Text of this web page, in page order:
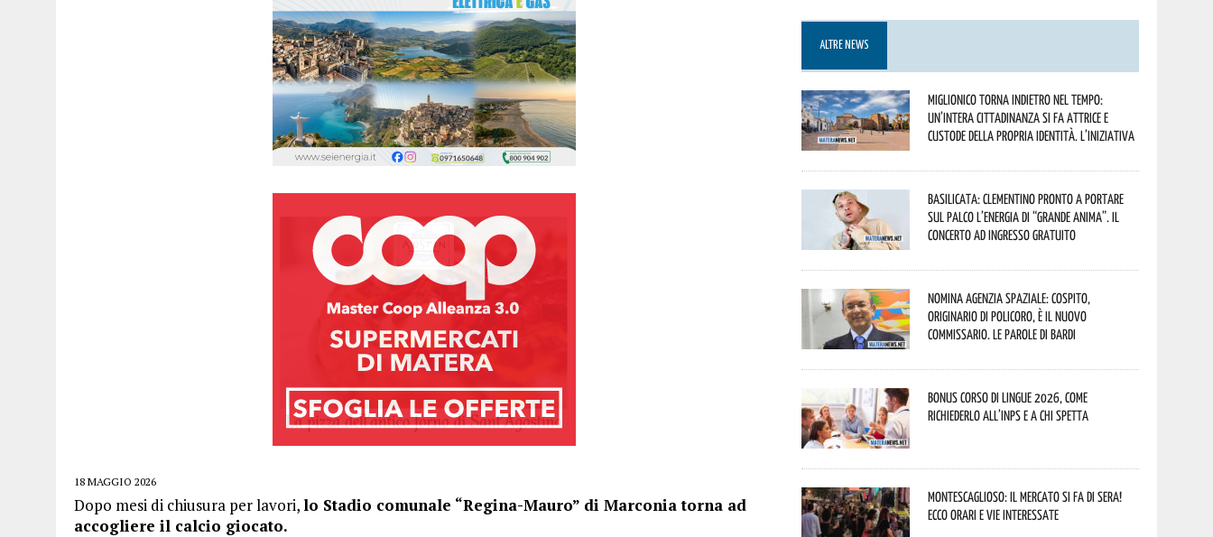
18 MAGGIO 2026
Dopo mesi di chiusura per lavori,lo Stadio comunale “Regina-Mauro” di Marconia torna ad
accogliere il calcio giocato.
ALTRE NEWS
Miglionico torna indietro nel tempo:
un’intera cittadinanza si fa attrice e
custode della propria identità. L’iniziativa
Basilicata: Clementino pronto a portare
sul palco l’energia di “Grande Anima”. Il
concerto ad ingresso gratuito
Nomina Agenzia Spaziale: Cospito,
originario di Policoro, è il nuovo
commissario. Le parole di Bardi
Bonus corso di lingue 2026, come
richiederlo all’INPS e a chi spetta
Montescaglioso: il mercato si fa di sera!
Ecco orari e vie interessate